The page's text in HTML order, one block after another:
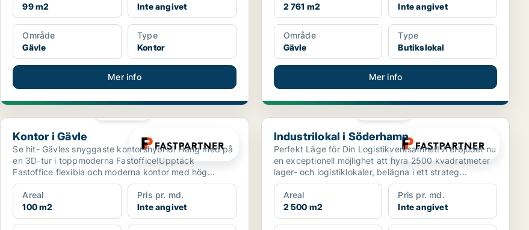
99 m2
Inte angivet
Område
Gävle
Type
Kontor
Mer info
2 761 m2
Inte angivet
Område
Gävle
Type
Butikslokal
Mer info
Kontor i Gävle
Kontor i Gävle
Se hit- Gävles snyggaste kontorshybrid! Häng med på
en 3D-tur i toppmoderna Fastoffice!Upptäck
Fastoffice flexibla och moderna kontor med hög
standard! Välj ...
Areal
100 m2
Pris pr. md.
Inte angivet
Industrilokal i Söderhamn
Industrilokal i Söderhamn
Perfekt Läge för Din Logistikverksamhet!Vi erbjuder nu
en exceptionell möjlighet att hyra 2500 kvadratmeter
lager- och logistiklokaler, belägna i ett strateg...
Areal
2 500 m2
Pris pr. md.
Inte angivet